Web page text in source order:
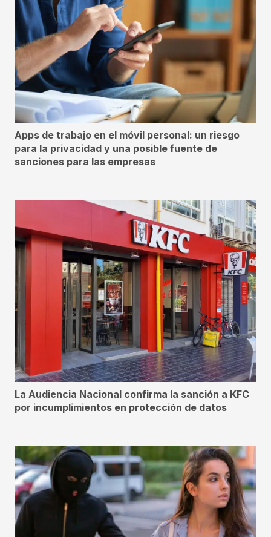
Apps de trabajo en el móvil personal: un riesgo
para la privacidad y una posible fuente de
sanciones para las empresas
La Audiencia Nacional confirma la sanción a KFC
por incumplimientos en protección de datos